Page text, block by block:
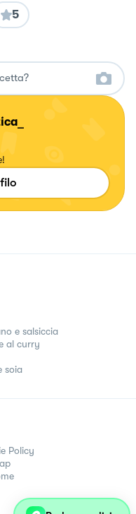
5
e salsiccia
al curry
soia
Policy